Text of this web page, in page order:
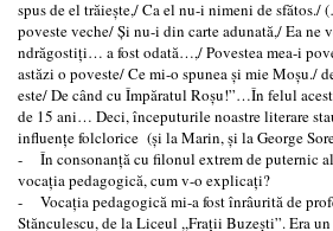
spus de el trăieşte,/ Ca el nu-i nimeni de sfătos./
poveste veche/ Şi nu-i din carte adunată,/ Ea ne
ndrăgostiţi… a fost odată…,/ Povestea mea-i
astăzi o poveste/ Ce mi-o spunea şi mie Moşu./
este/ De când cu Împăratul Roşu!”…În felul
de 15 ani… Deci, începuturile noastre literare
influenţe folclorice (şi la Marin, şi la George
- În consonanţă cu filonul extrem de puternic
vocaţia pedagogică, cum v-o explicaţi?
- Vocaţia pedagogică mi-a fost înrâurită de
Stănculescu, de la Liceul ,,Fraţii Buzeşti”. Era